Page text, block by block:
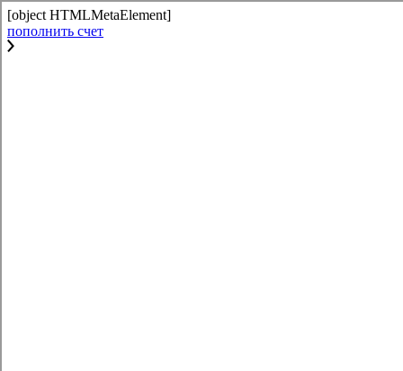
[object HTMLMetaElement]
пополнить счет